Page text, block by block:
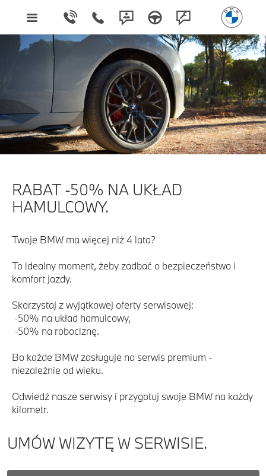
RABAT -50% NA UKŁAD
HAMULCOWY.
Twoje BMW ma więcej niż 4 lata?
To idealny moment, żeby zadbać o bezpieczeństwo i
komfort jazdy.
Skorzystaj z wyjątkowej oferty serwisowej:
-50% na układ hamulcowy,
-50% na robociznę.
Bo każde BMW zasługuje na serwis premium -
niezależnie od wieku.
Odwiedź nasze serwisy i przygotuj swoje BMW na każdy
kilometr.
UMÓW WIZYTĘ W SERWISIE.